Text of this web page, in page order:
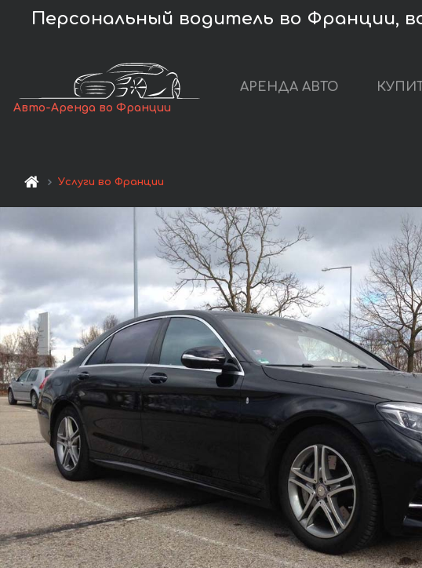
Персональный водитель во Франции,
Авто-Аренда во Франции
АРЕНДА АВТО
Услуги во Франции